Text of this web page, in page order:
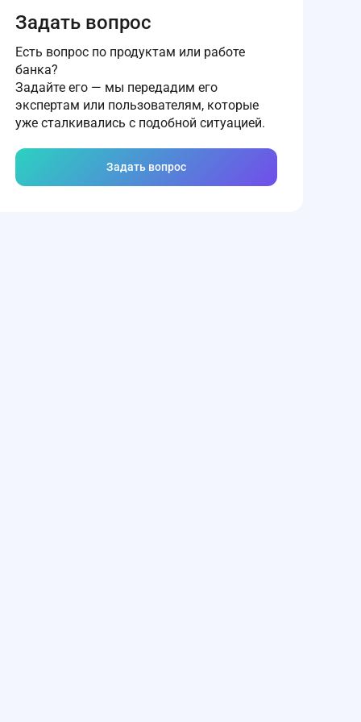
Задать вопрос
Есть вопрос по продуктам или работе
банка?
Задайте его — мы передадим его
экспертам или пользователям, которые
уже сталкивались с подобной ситуацией.
Задать вопрос